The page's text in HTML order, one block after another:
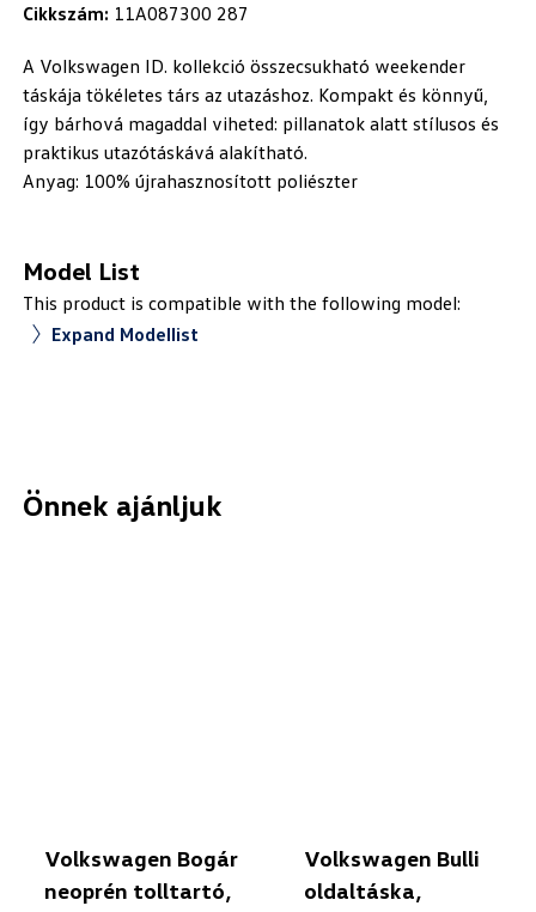
Cikkszám: 11A087300 287
A Volkswagen ID. kollekció összecsukható weekender
táskája tökéletes társ az utazáshoz. Kompakt és könnyű,
így bárhová magaddal viheted: pillanatok alatt stílusos és
praktikus utazótáskává alakítható.
Anyag: 100% újrahasznosított poliészter
Model List
This product is compatible with the following model:
Expand Modellist
Önnek ajánljuk
Volkswagen Bogár
neoprén tolltartó,
Volkswagen Bulli
oldaltáska,